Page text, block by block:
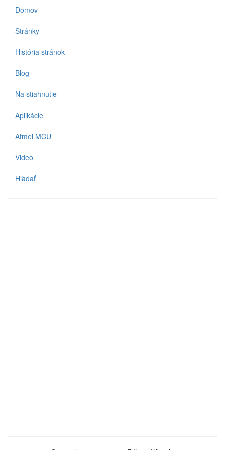
Domov
Stránky
História stránok
Blog
Na stiahnutie
Aplikácie
Atmel MCU
Video
Hľadať